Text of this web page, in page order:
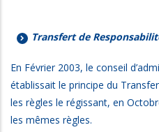
Transfert de
En Février 2003, le conseil
établissait le principe du
les règles le régissant, en
les mêmes règles.